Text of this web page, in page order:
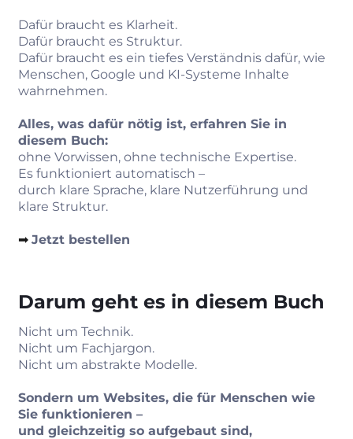
Dafür braucht es Klarheit.
Dafür braucht es Struktur.
Dafür braucht es ein tiefes Verständnis dafür, wie
Menschen, Google und KI‑Systeme Inhalte
wahrnehmen.
Alles, was dafür nötig ist, erfahren Sie in
diesem Buch:
ohne Vorwissen, ohne technische Expertise.
Es funktioniert automatisch –
durch klare Sprache, klare Nutzerführung und
klare Struktur.
➡︎ Jetzt bestellen
Darum geht es in diesem Buch
Nicht um Technik.
Nicht um Fachjargon.
Nicht um abstrakte Modelle.
Sondern um Websites, die für Menschen wie
Sie funktionieren –
und gleichzeitig so aufgebaut sind,